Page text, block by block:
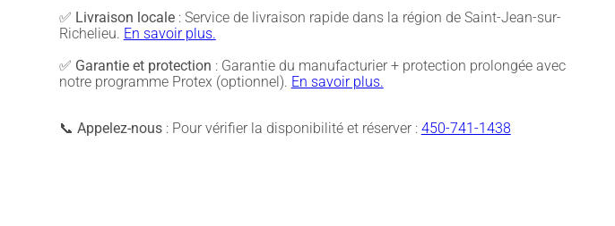
✅ Livraison locale: Service de livraison rapide dans la région de Saint-Jean-sur-
Richelieu. En savoir plus.
✅ Garantie et protection : Garantie du manufacturier + protection prolongée avec
notre programme Protex (optionnel). En savoir plus.
📞 Appelez-nous: Pour vérifier la disponibilité et réserver : 450-741-1438